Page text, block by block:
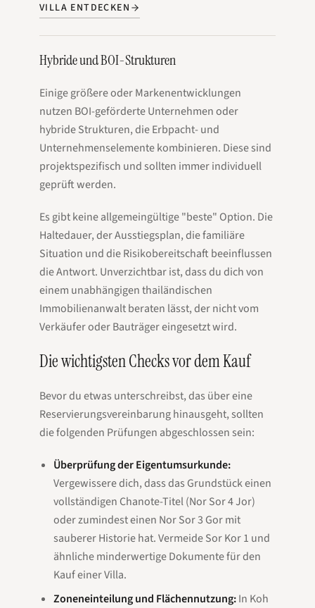
VILLA ENTDECKEN
Hybride und BOI-Strukturen
Einige größere oder Markenentwicklungen
nutzen BOI-geförderte Unternehmen oder
hybride Strukturen, die Erbpacht- und
Unternehmenselemente kombinieren. Diese sind
projektspezifisch und sollten immer individuell
geprüft werden.
Es gibt keine allgemeingültige "beste" Option. Die
Haltedauer, der Ausstiegsplan, die familiäre
Situation und die Risikobereitschaft beeinflussen
die Antwort. Unverzichtbar ist, dass du dich von
einem unabhängigen thailändischen
Immobilienanwalt beraten lässt, der nicht vom
Verkäufer oder Bauträger eingesetzt wird.
Die wichtigsten Checks vor dem Kauf
Bevor du etwas unterschreibst, das über eine
Reservierungsvereinbarung hinausgeht, sollten
die folgenden Prüfungen abgeschlossen sein:
Überprüfung der Eigentumsurkunde:
Vergewissere dich, dass das Grundstück einen
vollständigen Chanote-Titel (Nor Sor 4 Jor)
oder zumindest einen Nor Sor 3 Gor mit
sauberer Historie hat. Vermeide Sor Kor 1 und
ähnliche minderwertige Dokumente für den
Kauf einer Villa.
Zoneneinteilung und Flächennutzung:In Koh